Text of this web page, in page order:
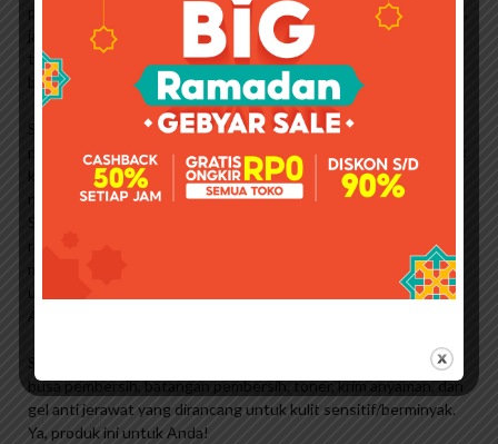
pelembap di pasaran yang rata-rata berbentuk krim dan lengket,
jadi kalau soal perawatan kulit, kadang saya lebih suka pergi ke
toko obat Pelembab, Sebamed Clear Face Care Gel (untuk kulit
berjerawat) .
Saya membeli pelembab ini sekitar 3 bulan yang lalu saat dalam
perjalanan ke Guardian. Waktu itu aku lagi nyari pelembap untuk
kulit berminyak/berjerawat, jadi setelah googling sana-sini, aku
nemu produk yang banyak banget aku rekomendasikan
Sebamed. Dari situ saya penasaran, jadi saya segera mencari
review dan ingredients untuk memastikan produk ini tidak
membahayakan kulit saya. . Itulah mengapa sangat penting
untuk membaca ulasan dan mengetahui bahan dari produk yang
Anda gunakan.
Seri Sebamed Clear Face juga memiliki banyak variasi, termasuk
busa pembersih, batangan pembersih, toner, krim anyaman, dan
gel anti jerawat yang dirancang untuk kulit sensitif/berminyak.
Ya, produk ini untuk Anda!